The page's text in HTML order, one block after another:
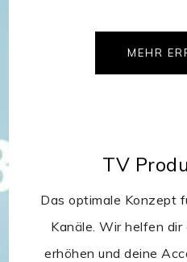
MEHR
TV
Das optimale Konzept
Kanäle. Wir helfen
erhöhen und deine